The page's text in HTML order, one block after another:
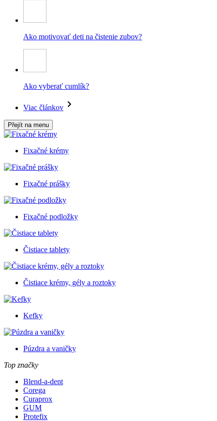
Ako motivovať deti na čistenie zubov?
Ako vyberať cumlík?
Viac článkov
Přejít na menu
Fixačné krémy
Fixačné prášky
Fixačné podložky
Čistiace tablety
Čistiace krémy, gély a roztoky
Kefky
Púzdra a vaničky
Top značky
Blend-a-dent
Corega
Curaprox
GUM
Protefix